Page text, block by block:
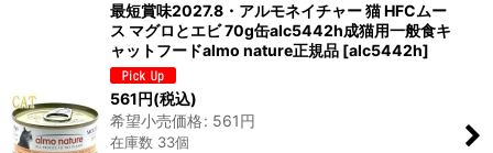
最短賞味2027.8・アルモネイチャー 猫 HFCムー
ス マグロとエビ 70g缶alc5442h成猫用一般食キ
ャットフードalmo nature正規品 [alc5442h]
561円(税込)
希望小売価格: 561円
在庫数 33個